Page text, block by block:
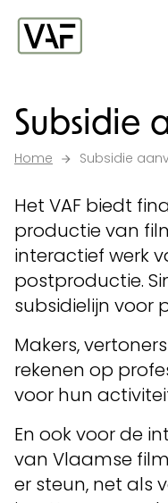
Ga verder naar de
Subsidie
Home Subsidie
Het VAF biedt
productie van
interactief werk
postproductie.
subsidielijn voor
Makers,
rekenen op
voor hun
En ook voor de
van Vlaamse
er steun, net als